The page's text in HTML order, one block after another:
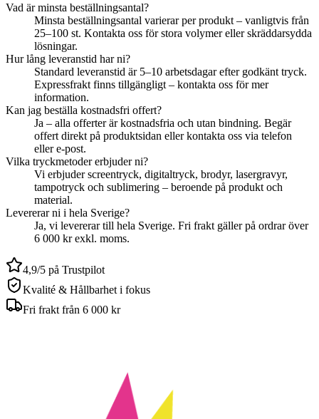
Vad är minsta beställningsantal?
Minsta beställningsantal varierar per produkt – vanligtvis från
25–100 st. Kontakta oss för stora volymer eller skräddarsydda
lösningar.
Hur lång leveranstid har ni?
Standard leveranstid är 5–10 arbetsdagar efter godkänt tryck.
Expressfrakt finns tillgängligt – kontakta oss för mer
information.
Kan jag beställa kostnadsfri offert?
Ja – alla offerter är kostnadsfria och utan bindning. Begär
offert direkt på produktsidan eller kontakta oss via telefon
eller e-post.
Vilka tryckmetoder erbjuder ni?
Vi erbjuder screentryck, digitaltryck, brodyr, lasergravyr,
tampotryck och sublimering – beroende på produkt och
material.
Levererar ni i hela Sverige?
Ja, vi levererar till hela Sverige. Fri frakt gäller på ordrar över
6 000 kr exkl. moms.
4,9/5 på Trustpilot
Kvalité & Hållbarhet i fokus
Fri frakt från 6 000 kr